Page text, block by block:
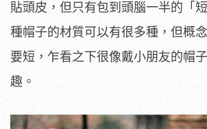
貼頭皮，但只有包到頭腦一半的「
種帽子的材質可以有很多種，但概
要短，乍看之下很像戴小朋友的帽
趣。